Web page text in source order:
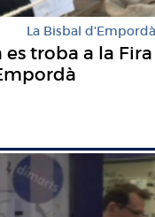
La Bisbal d'Empordà
troba a la Fira